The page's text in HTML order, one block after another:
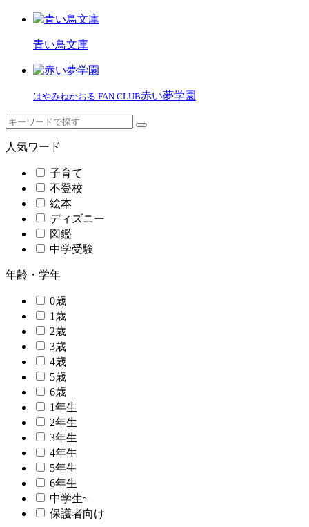
青い鳥文庫
はやみねかおる FAN CLUB赤い夢学園
人気ワード
子育て
不登校
絵本
ディズニー
図鑑
中学受験
年齢・学年
0歳
1歳
2歳
3歳
4歳
5歳
6歳
1年生
2年生
3年生
4年生
5年生
6年生
中学生~
保護者向け